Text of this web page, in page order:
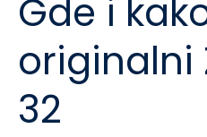
Gde i
originalni
32